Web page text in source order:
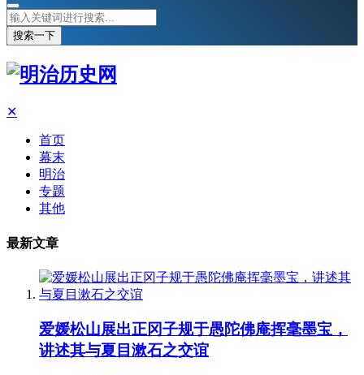
搜索一下
✕
首页
幕末
明治
专题
其他
最新文章
爱媛松山展出正冈子规于愚陀佛庵挥毫墨宝，
讲述其与夏目漱石之交谊